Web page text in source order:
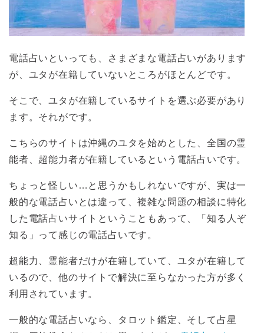
電話占いといっても、さまざまな電話占いがあります
が、ユタが在籍していないところがほとんどです。
そこで、ユタが在籍しているサイトを選ぶ必要があり
ます。それがです。
こちらのサイトは沖縄のユタを始めとした、全国の霊
能者、超能力者が在籍しているという電話占いです。
ちょっと怪しい…と思うかもしれないですが、実は一
般的な電話占いとは違って、複雑な問題の相談に特化
した電話占いサイトということもあって、「知る人ぞ
知る」って感じの電話占いです。
超能力、霊能者だけが在籍していて、ユタが在籍して
いるので、他のサイトで解決に至らなかった方が多く
利用されています。
一般的な電話占いなら、タロット鑑定、そして占星